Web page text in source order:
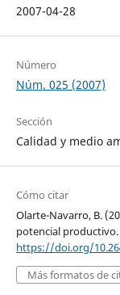
2007-04-28
Número
Núm. 025 (2007)
Sección
Calidad y medio
Cómo citar
Olarte-Navarro, B.
potencial productivo.
https://doi.org/
Más formatos de